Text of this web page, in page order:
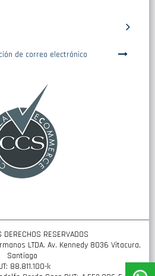
RESERVADOS
LTDA. Av. Kennedy 8036 Vitacura,
Santiago
88.811.100-k